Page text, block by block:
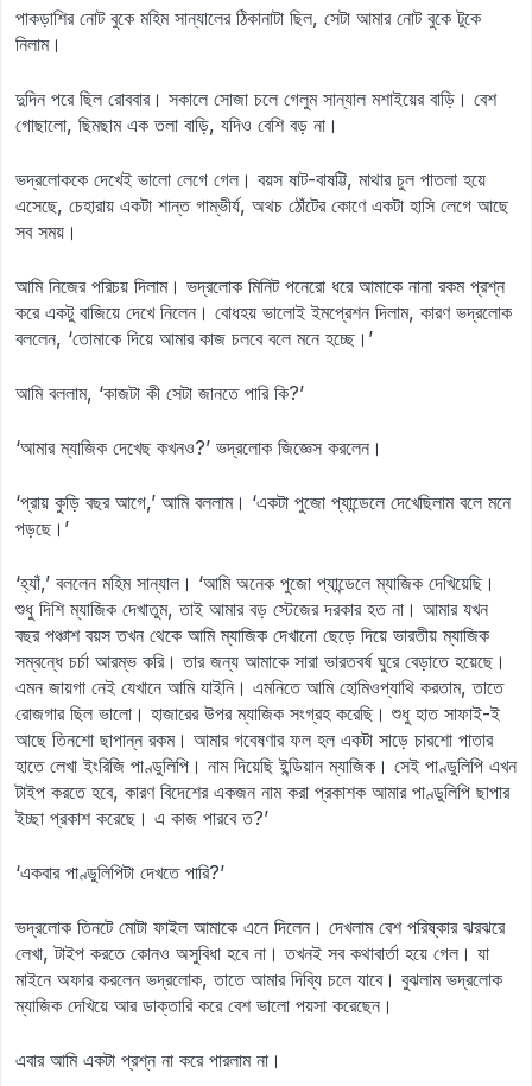
পাকড়াশির নোট বুকে মহিম সান্যালের ঠিকানাটা ছিল, সেটা আমার নোট বুকে টুকে
নিলাম।
দুদিন পরে ছিল রোববার। সকালে সোজা চলে গেলুম সান্যাল মশাইয়ের বাড়ি। বেশ
গোছালো, ছিমছাম এক তলা বাড়ি, যদিও বেশি বড় না।
ভদ্রলোককে দেখেই ভালো লেগে গেল। বয়স ষাট-বাষট্টি, মাথার চুল পাতলা হয়ে
এসেছে, চেহারায় একটা শান্ত গাম্ভীর্য, অথচ ঠোঁটের কোণে একটা হাসি লেগে আছে
সব সময়।
আমি নিজের পরিচয় দিলাম। ভদ্রলোক মিনিট পনেরো ধরে আমাকে নানা রকম প্রশ্ন
করে একটু বাজিয়ে দেখে নিলেন। বোধহয় ভালোই ইমপ্রেশন দিলাম, কারণ ভদ্রলোক
বললেন, ‘তোমাকে দিয়ে আমার কাজ চলবে বলে মনে হচ্ছে।’
আমি বললাম, ‘কাজটা কী সেটা জানতে পারি কি?’
‘আমার ম্যাজিক দেখেছ কখনও?’ ভদ্রলোক জিজ্ঞেস করলেন।
‘প্রায় কুড়ি বছর আগে,’ আমি বললাম। ‘একটা পুজো প্যান্ডেলে দেখেছিলাম বলে মনে
পড়ছে।’
‘হ্যাঁ,’ বললেন মহিম সান্যাল। ‘আমি অনেক পুজো প্যান্ডেলে ম্যাজিক দেখিয়েছি।
শুধু দিশি ম্যাজিক দেখাতুম, তাই আমার বড় স্টেজের দরকার হত না। আমার যখন
বছর পঞ্চাশ বয়স তখন থেকে আমি ম্যাজিক দেখানো ছেড়ে দিয়ে ভারতীয় ম্যাজিক
সম্বন্ধে চর্চা আরম্ভ করি। তার জন্য আমাকে সারা ভারতবর্ষ ঘুরে বেড়াতে হয়েছে।
এমন জায়গা নেই যেখানে আমি যাইনি। এমনিতে আমি হোমিওপ্যাথি করতাম, তাতে
রোজগার ছিল ভালো। হাজারের উপর ম্যাজিক সংগ্রহ করেছি। শুধু হাত সাফাই-ই
আছে তিনশো ছাপান্ন রকম। আমার গবেষণার ফল হল একটা সাড়ে চারশো পাতার
হাতে লেখা ইংরিজি পাণ্ডুলিপি। নাম দিয়েছি ইন্ডিয়ান ম্যাজিক। সেই পাণ্ডুলিপি এখন
টাইপ করতে হবে, কারণ বিদেশের একজন নাম করা প্রকাশক আমার পাণ্ডুলিপি ছাপার
ইচ্ছা প্রকাশ করেছে। এ কাজ পারবে ত?’
‘একবার পাণ্ডুলিপিটা দেখতে পারি?’
ভদ্রলোক তিনটে মোটা ফাইল আমাকে এনে দিলেন। দেখলাম বেশ পরিষ্কার ঝরঝরে
লেখা, টাইপ করতে কোনও অসুবিধা হবে না। তখনই সব কথাবার্তা হয়ে গেল। যা
মাইনে অফার করলেন ভদ্রলোক, তাতে আমার দিব্যি চলে যাবে। বুঝলাম ভদ্রলোক
ম্যাজিক দেখিয়ে আর ডাক্তারি করে বেশ ভালো পয়সা করেছেন।
এবার আমি একটা প্রশ্ন না করে পারলাম না।